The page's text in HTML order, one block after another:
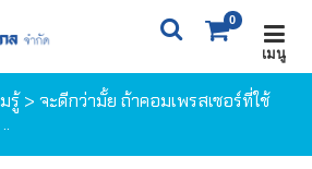
X
0
0ITEM(S) 0 ฿
ตะกร้าสินค้า สั่งซื้อสินค้า
เมนู
รู้> จะดีกว่ามั้ย ถ้าคอมเพรสเซอร์ที่ใช้